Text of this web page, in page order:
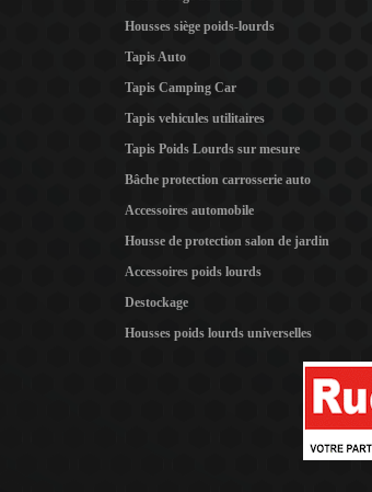
Housses siège poids-lourds
Tapis Auto
Tapis Camping Car
Tapis vehicules utilitaires
Tapis Poids Lourds sur mesure
Bâche protection carrosserie auto
Accessoires automobile
Housse de protection salon de jardin
Accessoires poids lourds
Destockage
Housses poids lourds universelles